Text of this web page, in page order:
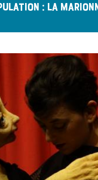
: LA